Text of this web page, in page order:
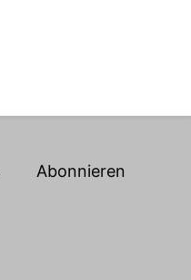
Abonnieren